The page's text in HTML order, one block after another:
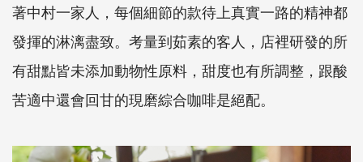
著中村一家人，每個細節的款待上真實一路的精神都
發揮的淋漓盡致。考量到茹素的客人，店裡研發的所
有甜點皆未添加動物性原料，甜度也有所調整，跟酸
苦適中還會回甘的現磨綜合咖啡是絕配。